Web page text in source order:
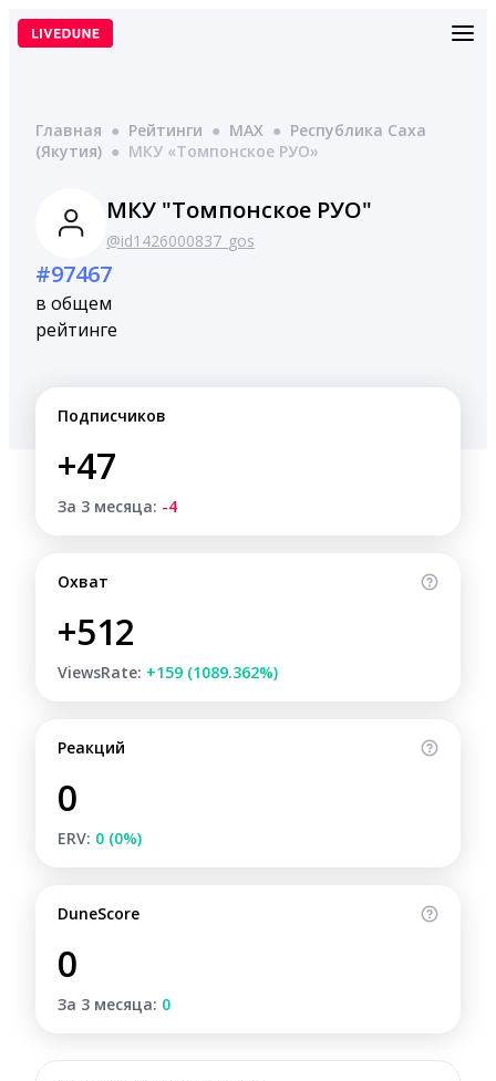
Перейти
Главная ● Рейтинги ● MAX ● Республика Саха
(Якутия) ● МКУ «Томпонское РУО»
МКУ "Томпонское РУО"
@id1426000837_gos
#97467
в общем
рейтинге
Подписчиков
+47
За 3 месяца: -4
Охват
+512
ViewsRate: +159 (1089.362%)
Реакций
0
ERV: 0 (0%)
DuneScore
0
За 3 месяца: 0